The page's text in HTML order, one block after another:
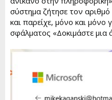
σύστημα ζήτησε τον
και παρείχε, μόνο και μόνο
σφάλματος «Δοκιμάστε μια